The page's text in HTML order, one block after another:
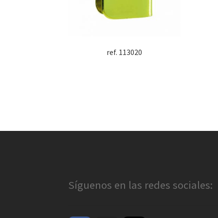
ref. 113020
Síguenos en las redes sociales: